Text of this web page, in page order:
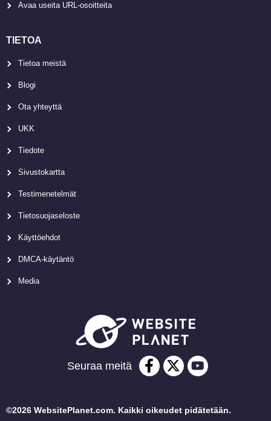
Avaa useita URL-osoitteita
TIETOA
Tietoa meistä
Blogi
Ota yhteyttä
UKK
Tiedote
Sivustokartta
Testimenetelmät
Tietosuojaseloste
Käyttöehdot
DMCA-käytäntö
Media
Seuraa meitä
©2026 WebsitePlanet.com. Kaikki oikeudet pidätetään.